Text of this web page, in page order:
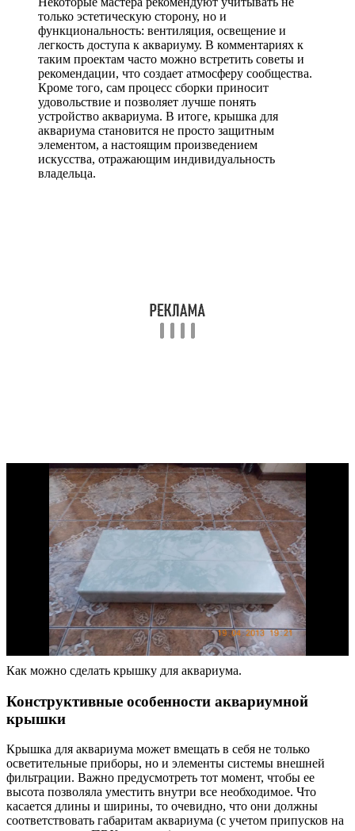
только эстетическую сторону, но и
функциональность: вентиляция, освещение и
легкость доступа к аквариуму. В комментариях к
таким проектам часто можно встретить советы и
рекомендации, что создает атмосферу сообщества.
Кроме того, сам процесс сборки приносит
удовольствие и позволяет лучше понять
устройство аквариума. В итоге, крышка для
аквариума становится не просто защитным
элементом, а настоящим произведением
искусства, отражающим индивидуальность
владельца.
Как можно сделать крышку для аквариума.
Конструктивные особенности аквариумной
крышки
Крышка для аквариума может вмещать в себя не только
осветительные приборы, но и элементы системы внешней
фильтрации. Важно предусмотреть тот момент, чтобы ее
высота позволяла уместить внутри все необходимое. Что
касается длины и ширины, то очевидно, что они должны
соответствовать габаритам аквариума (с учетом припусков на